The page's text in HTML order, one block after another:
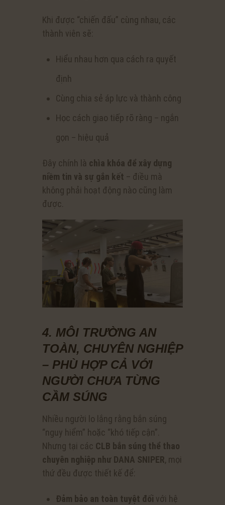
Khi được “chiến đấu” cùng nhau, các
thành viên sẽ:
Hiểu nhau hơn qua cách ra quyết
định
Cùng chia sẻ áp lực và thành công
Học cách giao tiếp rõ ràng – ngắn
gọn – hiệu quả
Đây chính là chìa khóa để xây dựng
niềm tin và sự gắn kết – điều mà
không phải hoạt động nào cũng làm
được.
4. MÔI TRƯỜNG AN
TOÀN, CHUYÊN NGHIỆP
– PHÙ HỢP CẢ VỚI
NGƯỜI CHƯA TỪNG
CẦM SÚNG
Nhiều người lo lắng rằng bắn súng
“nguy hiểm” hoặc “khó tiếp cận”.
Nhưng tại các CLB bắn súng thể thao
chuyên nghiệp như DANA SNIPER, mọi
thứ đều được thiết kế để:
Đảm bảo an toàn tuyệt đối với hệ